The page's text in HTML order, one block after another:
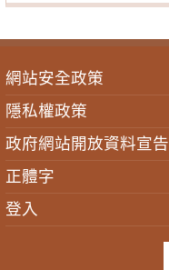
網站安全政策
隱私權政策
政府網站開放資料宣告
正體字
登入